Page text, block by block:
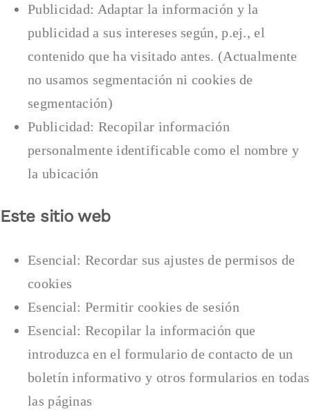
Publicidad: Adaptar la información y la
publicidad a sus intereses según, p.ej., el
contenido que ha visitado antes. (Actualmente
no usamos segmentación ni cookies de
segmentación)
Publicidad: Recopilar información
personalmente identificable como el nombre y
la ubicación
Este sitio web
Esencial: Recordar sus ajustes de permisos de
cookies
Esencial: Permitir cookies de sesión
Esencial: Recopilar la información que
introduzca en el formulario de contacto de un
boletín informativo y otros formularios en todas
las páginas